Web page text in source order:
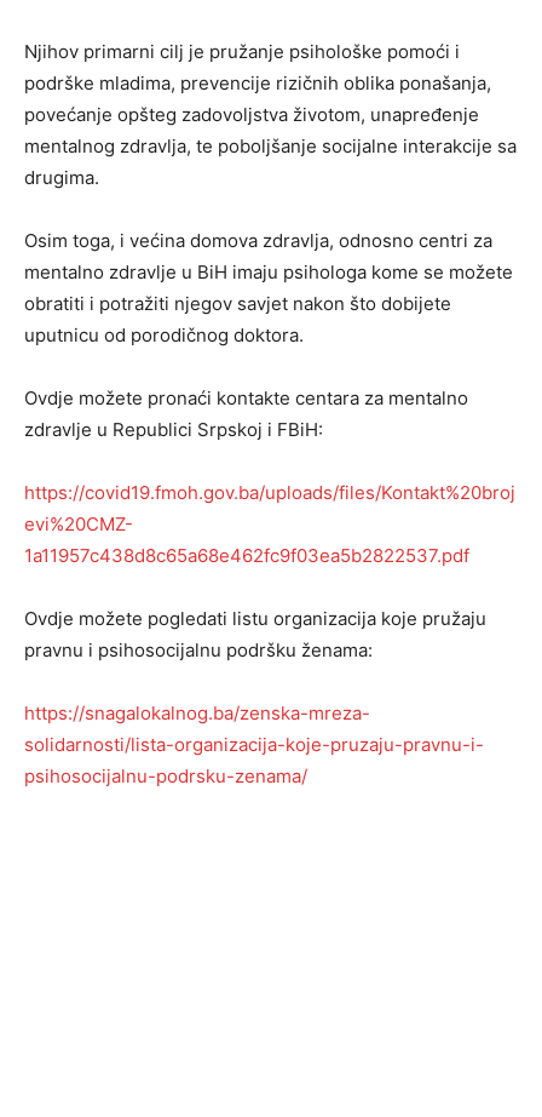
Njihov primarni cilj je pružanje psihološke pomoći i
podrške mladima, prevencije rizičnih oblika ponašanja,
povećanje opšteg zadovoljstva životom, unapređenje
mentalnog zdravlja, te poboljšanje socijalne interakcije sa
drugima.
Osim toga, i većina domova zdravlja, odnosno centri za
mentalno zdravlje u BiH imaju psihologa kome se možete
obratiti i potražiti njegov savjet nakon što dobijete
uputnicu od porodičnog doktora.
Ovdje možete pronaći kontakte centara za mentalno
zdravlje u Republici Srpskoj i FBiH:
https://covid19.fmoh.gov.ba/uploads/files/Kontakt%20broj
evi%20CMZ-
1a11957c438d8c65a68e462fc9f03ea5b2822537.pdf
Ovdje možete pogledati listu organizacija koje pružaju
pravnu i psihosocijalnu podršku ženama:
https://snagalokalnog.ba/zenska-mreza-
solidarnosti/lista-organizacija-koje-pruzaju-pravnu-i-
psihosocijalnu-podrsku-zenama/